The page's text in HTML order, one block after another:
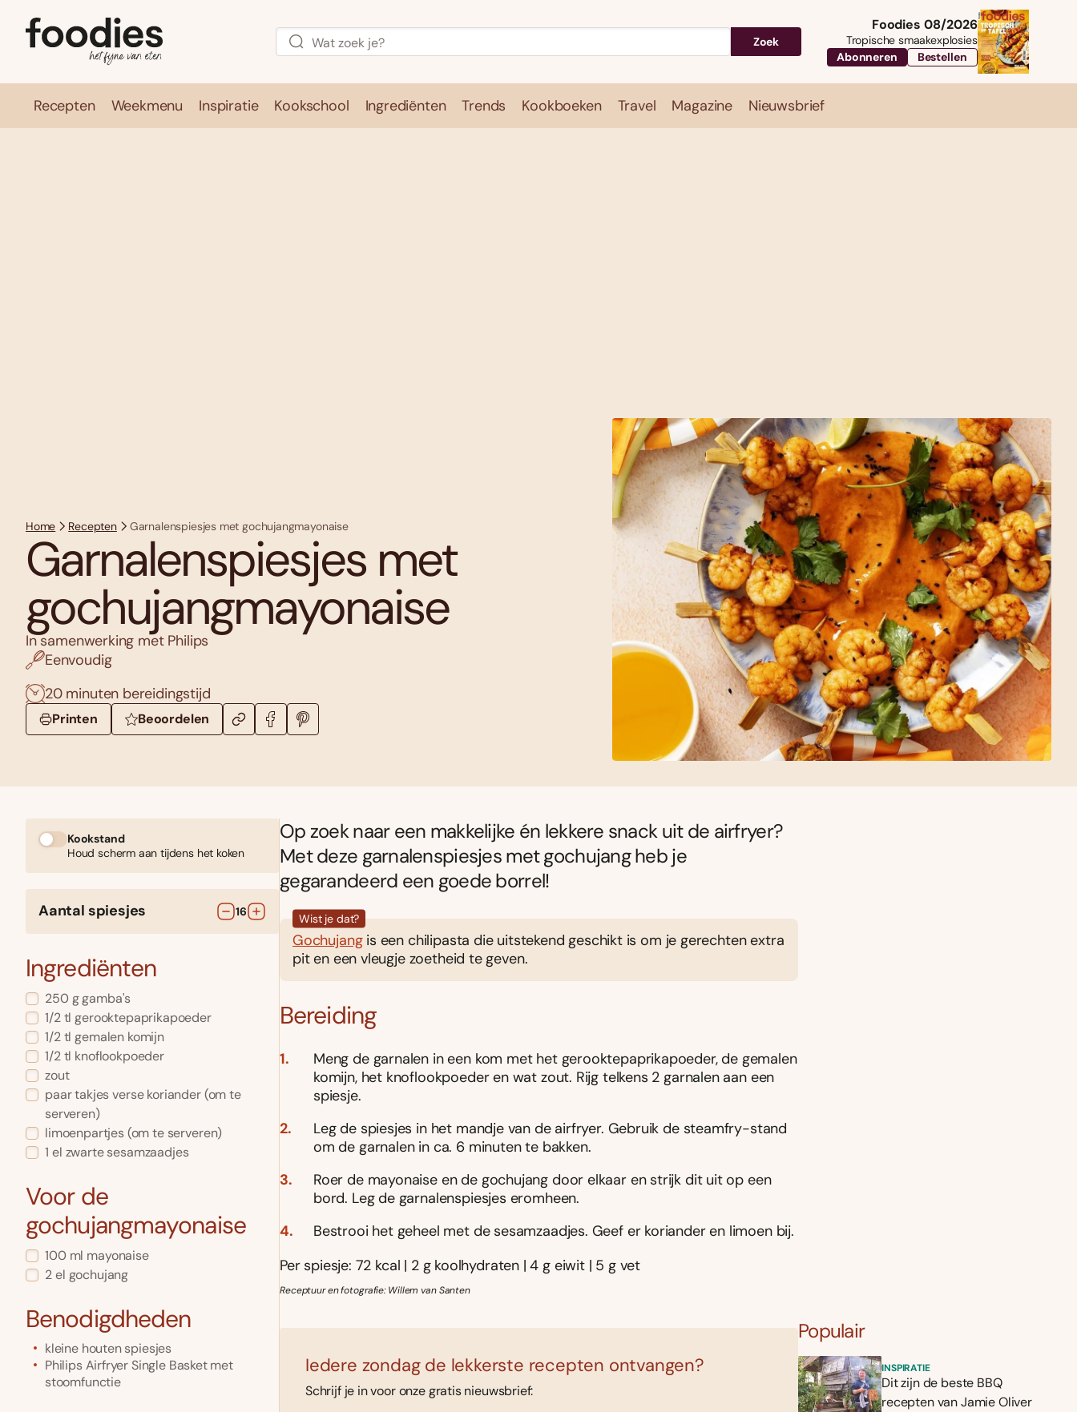
Zoek
Foodies 08/2026
Tropische smaakexplosies
Abonneren
Bestellen
Recepten Weekmenu Inspiratie Kookschool Ingrediënten Trends Kookboeken Travel Magazine Nieuwsbrief
Home Recepten Garnalenspiesjes met gochujangmayonaise
Garnalenspiesjes met
gochujangmayonaise
In samenwerking met Philips
Eenvoudig
20 minuten bereidingstijd
Printen Beoordelen
Kookstand
Houd scherm aan tijdens het koken
Aantal spiesjes 16
Ingrediënten
250 ggamba's
1/2 tl gerooktepaprikapoeder
1/2 tl gemalen komijn
1/2 tl knoflookpoeder
zout
paar takjes verse koriander(om te
serveren)
limoenpartjes(om te serveren)
1 el zwarte sesamzaadjes
Voor de
gochujangmayonaise
100 ml mayonaise
2el gochujang
Benodigdheden
kleine houten spiesjes
Philips Airfryer Single Basket met
stoomfunctie
Op zoek naar een makkelijke én lekkere snack uit de airfryer?
Met deze garnalenspiesjes met gochujang heb je
gegarandeerd een goede borrel!
Wist je dat?
Gochujangis een chilipasta die uitstekend geschikt is om je gerechten extra
pit en een vleugje zoetheid te geven.
Bereiding
Meng de garnalen in een kom met het gerooktepaprikapoeder, de gemalen
komijn, het knoflookpoeder en wat zout. Rijg telkens 2 garnalen aan een
spiesje.
Leg de spiesjes in het mandje van de airfryer. Gebruik de steamfry-stand
om de garnalen in ca. 6 minuten te bakken.
Roer de mayonaise en de gochujang door elkaar en strijk dit uit op een
bord. Leg de garnalenspiesjes eromheen.
Bestrooi het geheel met de sesamzaadjes. Geef er koriander en limoen bij.
Per spiesje: 72 kcal | 2 g koolhydraten | 4 g eiwit | 5 g vet
Receptuur en fotografie: Willem van Santen
Iedere zondag de lekkerste recepten ontvangen?
Schrijf je in voor onze gratis nieuwsbrief:
Populair
INSPIRATIE
Dit zijn de beste BBQ
recepten van Jamie Oliver